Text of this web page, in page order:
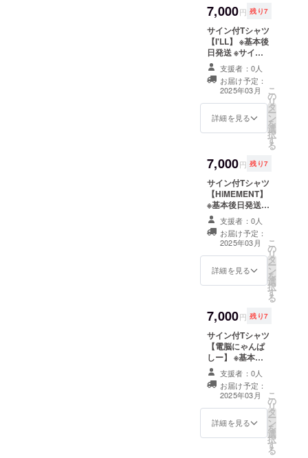
様 丸胴
仕様
52 55 58 肩幅
46 50 54 袖丈
20 22 24 脇仕様
丸胴仕様
7,000円 残り7
サイン付Tシャツ
【I'LL】 ※基本後
日発送 ※サイズ
M、L、XLのみ ※
宛名・コメント
の指定はできま
せん ※各アー
ティスト限定数
サイズ M L XL
サイズNo. 03 04
58 肩幅 46 50
54 袖丈 20 22
24 脇仕様 丸胴
仕様
支援者：0人
お届け予定：
2025年03月
詳細を見る
こ
の
リ
タ
ー
ン
を
選
択
す
る
7,000円 残り7
サイン付Tシャツ
【HiMEMENT】
※基本後日発送 ※
サイズM、L、
XLのみ ※宛名・
コメントの指定
はできません ※
各アーティスト
限定数 サイズ M
52 55 58 肩幅
46 50 54 袖丈
20 22 24 脇仕様
丸胴仕様
支援者：0人
お届け予定：
2025年03月
詳細を見る
こ
の
リ
タ
ー
ン
を
選
択
す
る
7,000円 残り7
サイン付Tシャツ
【電脳にゃんぱ
しー】 ※基本後
日発送 ※サイズ
M、L、XLのみ ※
宛名・コメント
の指定はできま
せん ※各アー
ティスト限定数
サイズNo. 03 04
支援者：0人
お届け予定：
2025年03月
詳細を見る
こ
の
リ
タ
ー
ン
を
選
択
す
る